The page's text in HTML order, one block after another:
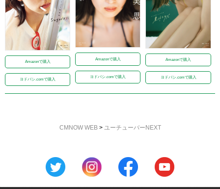
Amazonで購入
ヨドバシ.comで購入
Amazonで購入
ヨドバシ.comで購入
Amazonで購入
ヨドバシ.comで購入
CMNOW WEB> ユーチューバーNEXT